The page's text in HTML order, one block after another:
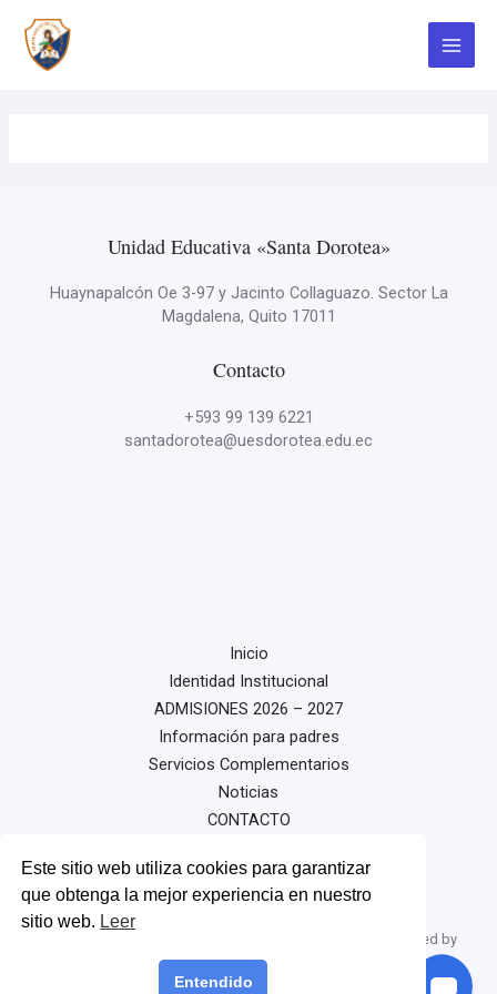
contenido
Main
Menu
Unidad Educativa «Santa Dorotea»
Huaynapalcón Oe 3-97 y Jacinto Collaguazo. Sector La
Magdalena, Quito 17011
Contacto
+593 99 139 6221
santadorotea@uesdorotea.edu.ec
Inicio
Identidad Institucional
ADMISIONES 2026 – 2027
Información para padres
Servicios Complementarios
Noticias
CONTACTO
Copyright © 2026 Unidad Educativa "Santa Dorotea" | Powered by
Unidad Educativa "Santa Dorotea"
Este sitio web utiliza cookies para garantizar
que obtenga la mejor experiencia en nuestro
sitio web. Leer
Entendido